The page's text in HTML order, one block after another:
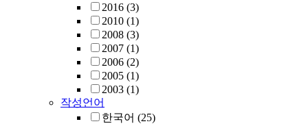
2016 (3)
2010 (1)
2008 (3)
2007 (1)
2006 (2)
2005 (1)
2003 (1)
작성언어
한국어 (25)